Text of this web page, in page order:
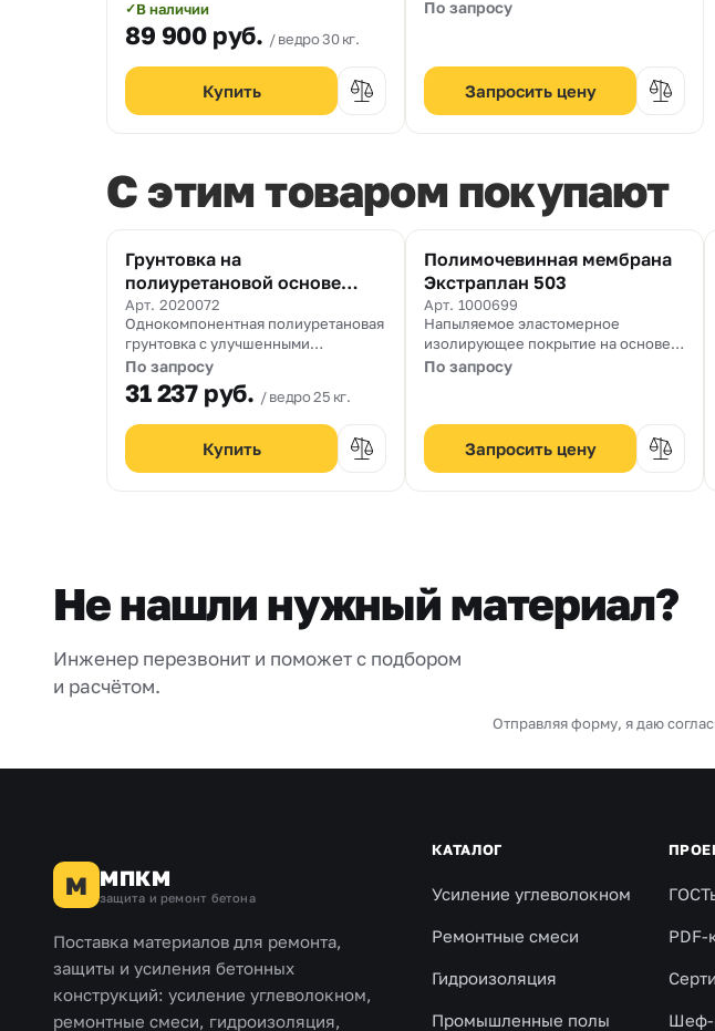
✓В наличии
89 900руб. ведро 30 кг.
дисперсии, применяемая для
По запросу
Запросить цену
C этим товаром покупают
Грунтовка на
полиуретановой основе
Праймер 111
Арт. 2020072
Однокомпонентная полиуретановая
грунтовка с улучшенными
«запечатывающими» свойствами. Не
содержит органические
растворители.
По запросу
31 237руб. ведро 25 кг.
Полимочевинная мембрана
Экстраплан 503
Арт. 1000699
Напыляемое эластомерное
изолирующее покрытие на основе
поликарбамида (полимочевины)
По запросу
Запросить цену
Не нашли нужный материал?
Инженер перезвонит и поможет с подбором
и расчётом.
Отправляя форму, я даю
М МПКМ
защита и ремонт бетона
Поставка материалов для ремонта,
защиты и усиления бетонных
конструкций: усиление углеволокном,
ремонтные смеси, гидроизоляция,
КАТАЛОГ
Усиление углеволокном
Ремонтные смеси
Гидроизоляция
Промышленные полы
PDF-
Шеф-